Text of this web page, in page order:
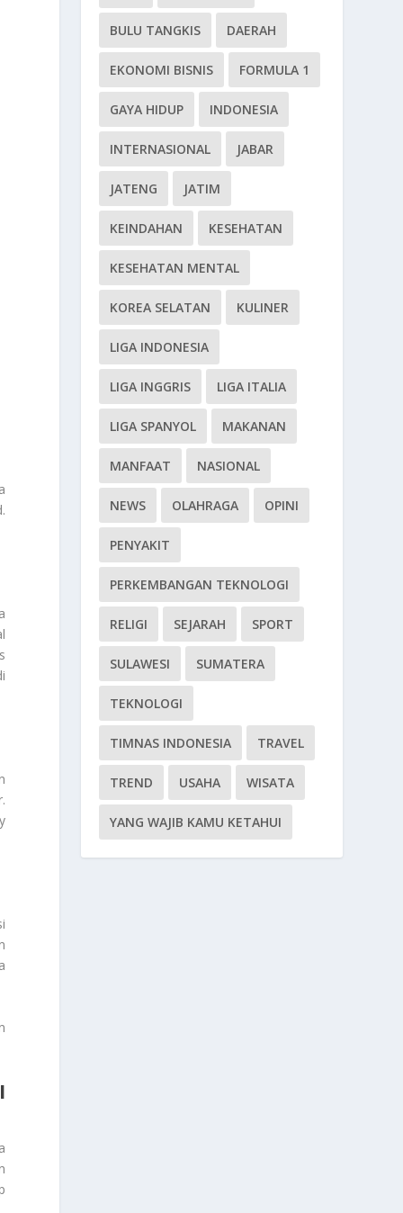
BULU TANGKIS DAERAH
EKONOMI BISNIS FORMULA 1
GAYA HIDUP INDONESIA
INTERNASIONAL JABAR
JATENG JATIM
KEINDAHAN KESEHATAN
KESEHATAN MENTAL
KOREA SELATAN KULINER
LIGA INDONESIA
LIGA INGGRIS LIGA ITALIA
LIGA SPANYOL MAKANAN
MANFAAT NASIONAL
NEWS OLAHRAGA OPINI
PENYAKIT
PERKEMBANGAN TEKNOLOGI
RELIGI SEJARAH SPORT
SULAWESI SUMATERA
TEKNOLOGI
TIMNAS INDONESIA TRAVEL
TREND USAHA WISATA
YANG WAJIB KAMU KETAHUI